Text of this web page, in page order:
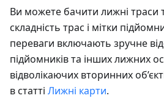
Ви можете бачити лижні траси
складність трас і мітки
переваги включають зручне
підйомників та інших лижних
відволікаючих вторинних
в статті Лижні карти.